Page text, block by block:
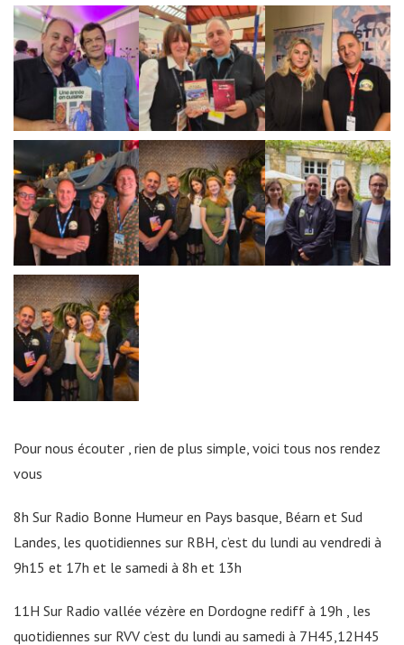
Pour nous écouter , rien de plus simple, voici tous nos rendez
vous
8h Sur Radio Bonne Humeur en Pays basque, Béarn et Sud
Landes, les quotidiennes sur RBH, c’est du lundi au vendredi à
9h15 et 17h et le samedi à 8h et 13h
11H Sur Radio vallée vézère en Dordogne rediff à 19h , les
quotidiennes sur RVV c’est du lundi au samedi à 7H45,12H45